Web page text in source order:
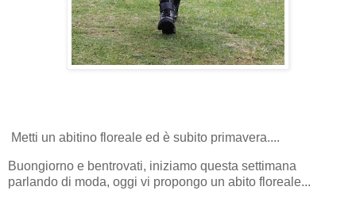
Metti un abitino floreale ed è subito primavera....
Buongiorno e bentrovati, iniziamo questa settimana
parlando di moda, oggi vi propongo un abito floreale...